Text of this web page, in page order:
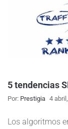
5 tendencias
Por: Prestigia 4
Los algoritmos